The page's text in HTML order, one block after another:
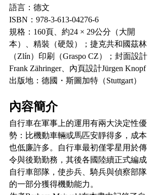
語言：德文
ISBN：978-3-613-04276-6
規格：160頁、約24 × 29公分（大開
本）、精裝（硬殼）；捷克共和國茲林
（Zlín）印刷（Graspo CZ）；封面設計
Frank Zähringer、內頁設計Jürgen Knopf
出版地：德國・斯圖加特（Stuttgart）
內容簡介
自行車在軍事上的運用有兩大決定性優
勢：比機動車輛或馬匹安靜得多，成本
也低廉許多。自行車最初僅零星用於傳
令與後勤勤務，其後各國陸續正式編成
自行車部隊，使步兵、騎兵與偵察部隊
的一部分獲得機動能力。